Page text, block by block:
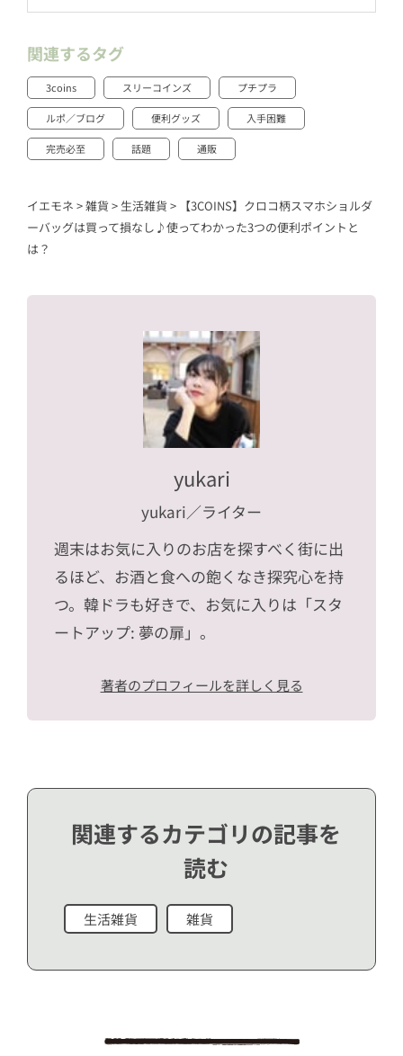
関連するタグ
3coins スリーコインズ プチプラ
ルポ／ブログ 便利グッズ 入手困難
完売必至 話題 通販
イエモネ >雑貨 > 生活雑貨 > 【3COINS】クロコ柄スマホショルダ
ーバッグは買って損なし♪使ってわかった3つの便利ポイントと
は？
yukari
yukari／ライター
週末はお気に入りのお店を探すべく街に出
るほど、お酒と食への飽くなき探究心を持
つ。韓ドラも好きで、お気に入りは「スタ
ートアップ: 夢の扉」。
著者のプロフィールを詳しく見る
関連するカテゴリの記事を
読む
生活雑貨 雑貨